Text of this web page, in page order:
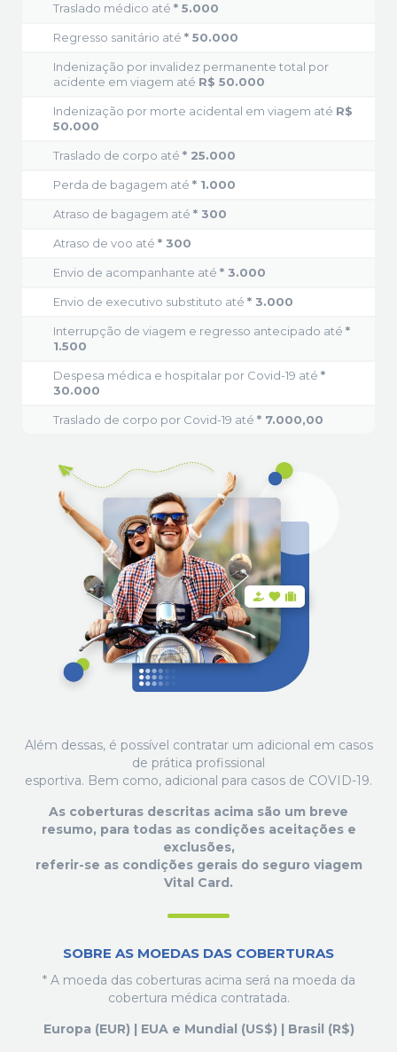
Traslado médico até * 5.000
Regresso sanitário até * 50.000
Indenização por invalidez permanente total por
acidente em viagem até R$ 50.000
Indenização por morte acidental em viagem até R$
50.000
Traslado de corpo até * 25.000
Perda de bagagem até * 1.000
Atraso de bagagem até * 300
Atraso de voo até * 300
Envio de acompanhante até * 3.000
Envio de executivo substituto até * 3.000
Interrupção de viagem e regresso antecipado até *
1.500
Despesa médica e hospitalar por Covid-19 até *
30.000
Traslado de corpo por Covid-19 até * 7.000,00
Além dessas, é possível contratar um adicional em casos
de prática profissional
esportiva. Bem como, adicional para casos de COVID-19.
As coberturas descritas acima são um breve
resumo, para todas as condições aceitações e
exclusões,
referir-se as condições gerais do seguro viagem
Vital Card.
SOBRE AS MOEDAS DAS COBERTURAS
* A moeda das coberturas acima será na moeda da
cobertura médica contratada.
Europa (EUR) | EUA e Mundial (US$) | Brasil (R$)